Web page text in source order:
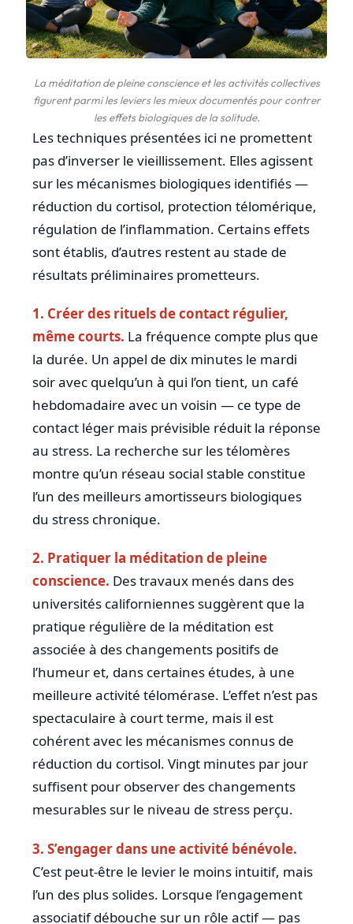
La méditation de pleine conscience et les activités collectives
figurent parmi les leviers les mieux documentés pour contrer
les effets biologiques de la solitude.
Les techniques présentées ici ne promettent
pas d’inverser le vieillissement. Elles agissent
sur les mécanismes biologiques identifiés —
réduction du cortisol, protection télomérique,
régulation de l’inflammation. Certains effets
sont établis, d’autres restent au stade de
résultats préliminaires prometteurs.
1. Créer des rituels de contact régulier,
même courts. La fréquence compte plus que
la durée. Un appel de dix minutes le mardi
soir avec quelqu’un à qui l’on tient, un café
hebdomadaire avec un voisin — ce type de
contact léger mais prévisible réduit la réponse
au stress. La recherche sur les télomères
montre qu’un réseau social stable constitue
l’un des meilleurs amortisseurs biologiques
du stress chronique.
2. Pratiquer la méditation de pleine
conscience. Des travaux menés dans des
universités californiennes suggèrent que la
pratique régulière de la méditation est
associée à des changements positifs de
l’humeur et, dans certaines études, à une
meilleure activité télomérase. L’effet n’est pas
spectaculaire à court terme, mais il est
cohérent avec les mécanismes connus de
réduction du cortisol. Vingt minutes par jour
suffisent pour observer des changements
mesurables sur le niveau de stress perçu.
3. S’engager dans une activité bénévole.
C’est peut-être le levier le moins intuitif, mais
l’un des plus solides. Lorsque l’engagement
associatif débouche sur un rôle actif — pas